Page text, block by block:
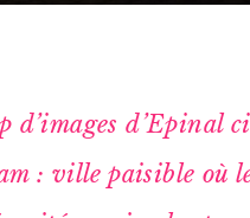
d’images d’Epinal
: ville paisible où